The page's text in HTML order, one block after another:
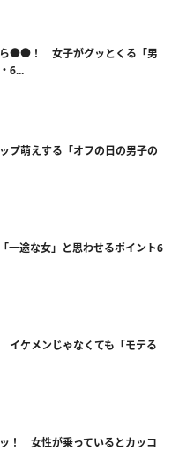
ら●●！ 女子がグッとくる「男
6...
プ萌えする「オフの日の男子の
一途な女」と思わせるポイント6
イケメンじゃなくても「モテる
！ 女性が乗っているとカッコ